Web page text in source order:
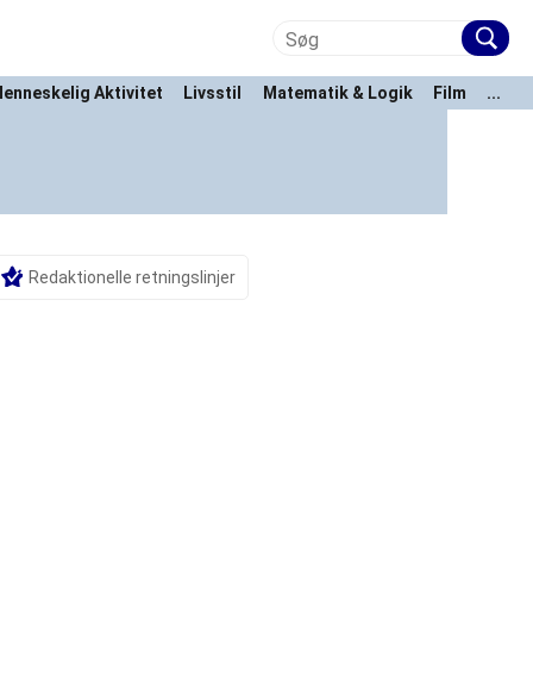
Aktivitet Livsstil Matematik & Logik Film ...
Redaktionelle retningslinjer